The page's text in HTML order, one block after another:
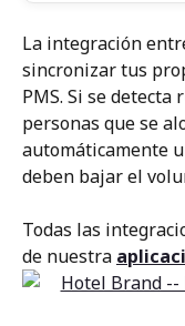
La integración
sincronizar tus
PMS. Si se
personas que se
automáticamente
deben bajar el
Todas las
de nuestra